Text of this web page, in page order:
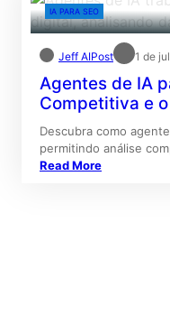
IA PARA SEO
Jeff AIPost 1 de
Agentes de IA
Competitiva e
Descubra como
permitindo análise
Read More